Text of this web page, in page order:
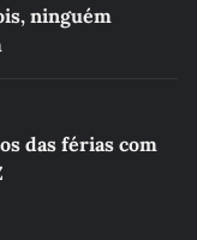
ninguém
das férias com